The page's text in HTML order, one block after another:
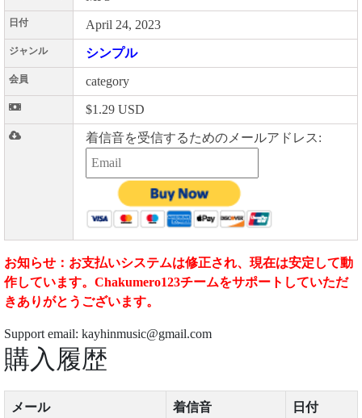
日付 April 24, 2023
ジャンル シンプル
会員 category
$1.29 USD
着信音を受信するためのメールアドレス:
お知らせ：お支払いシステムは修正され、現在は安定して動
作しています。Chakumero123チームをサポートしていただ
きありがとうございます。
Support email: kayhinmusic@gmail.com
購入履歴
メール 着信音 日付